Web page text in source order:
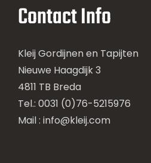
Contact Info
Kleij Gordijnen en Tapijten
Nieuwe Haagdijk 3
4811 TB Breda
Tel.: 0031 (0)76-5215976
Mail : info@kleij.com